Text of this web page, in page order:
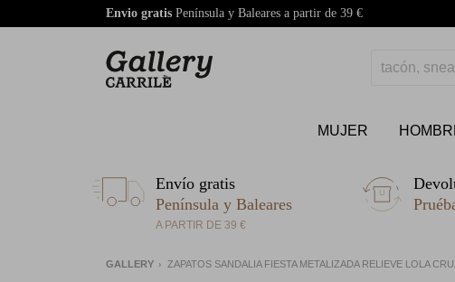
Envio gratis Península y Baleares a partir de 39 €
MUJER
Envío gratis
Península y Baleares
A PARTIR DE 39 €
GALLERY ZAPATOS SANDALIA FIESTA METALIZADA RELIEVE LOLA